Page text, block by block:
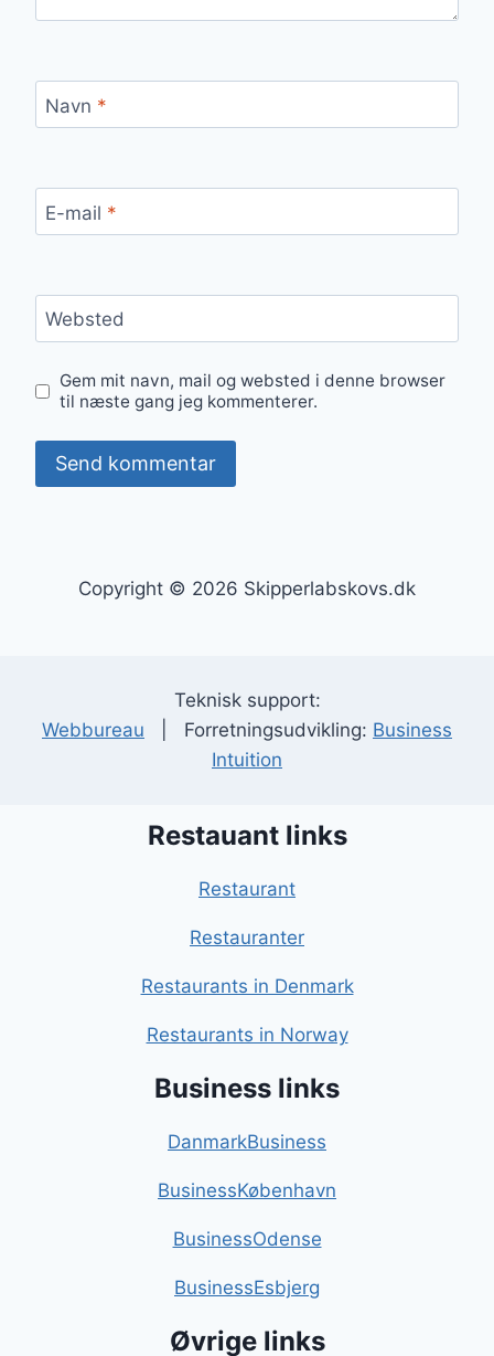
Navn *
E-mail *
Websted
Gem mit navn, mail og websted i denne browser
til næste gang jeg kommenterer.
Copyright © 2026 Skipperlabskovs.dk
Teknisk support:
Webbureau | Forretningsudvikling: Business
Intuition
Restauant links
Restaurant
Restauranter
Restaurants in Denmark
Restaurants in Norway
Business links
DanmarkBusiness
BusinessKøbenhavn
BusinessOdense
BusinessEsbjerg
Øvrige links